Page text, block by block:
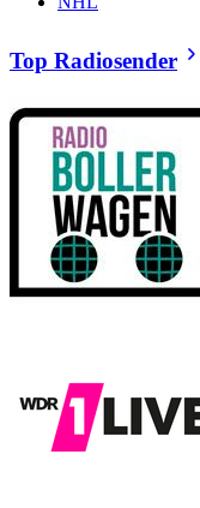
Top Radiosender